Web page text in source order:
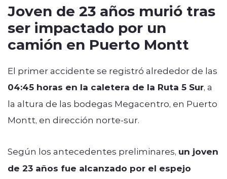
Joven de 23 años murió tras
ser impactado por un
camión en Puerto Montt
El primer accidente se registró alrededor de las
04:45 horas en la caletera de la Ruta 5 Sur, a
la altura de las bodegas Megacentro, en Puerto
Montt, en dirección norte-sur.
Según los antecedentes preliminares, un joven
de 23 años fue alcanzado por el espejo